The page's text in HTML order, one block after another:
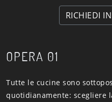
RICHIEDI
OPERA 01
Tutte le cucine sono
quotidianamente: scegliere